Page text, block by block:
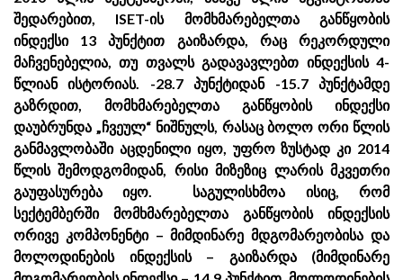
შედარებით, ISET-ის მომხმარებელთა განწყობის
ინდექსი 13 პუნქტით გაიზარდა, რაც რეკორდული
მაჩვენებელია, თუ თვალს გადავავლებთ ინდექსის 4-
წლიან ისტორიას. -28.7 პუნქტიდან -15.7 პუნქტამდე
გაზრდით, მომხმარებელთა განწყობის ინდექსი
დაუბრუნდა „ჩვეულ“ ნიშნულს, რასაც ბოლო ორი წლის
განმავლობაში აცდენილი იყო, უფრო ზუსტად კი 2014
წლის შემოდგომიდან, რისი მიზეზიც ლარის მკვეთრი
გაუფასურება იყო. საგულისხმოა ისიც, რომ
სექტემბერში მომხმარებელთა განწყობის ინდექსის
ორივე კომპონენტი – მიმდინარე მდგომარეობისა და
მოლოდინების ინდექსის – გაიზარდა (მიმდინარე